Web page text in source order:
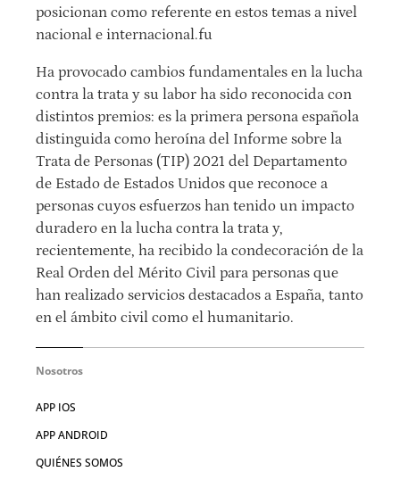
posicionan como referente en estos temas a nivel
nacional e internacional.fu
Ha provocado cambios fundamentales en la lucha
contra la trata y su labor ha sido reconocida con
distintos premios: es la primera persona española
distinguida como heroína del Informe sobre la
Trata de Personas (TIP) 2021 del Departamento
de Estado de Estados Unidos que reconoce a
personas cuyos esfuerzos han tenido un impacto
duradero en la lucha contra la trata y,
recientemente, ha recibido la condecoración de la
Real Orden del Mérito Civil para personas que
han realizado servicios destacados a España, tanto
en el ámbito civil como el humanitario.
Nosotros
APP IOS
APP ANDROID
QUIÉNES SOMOS